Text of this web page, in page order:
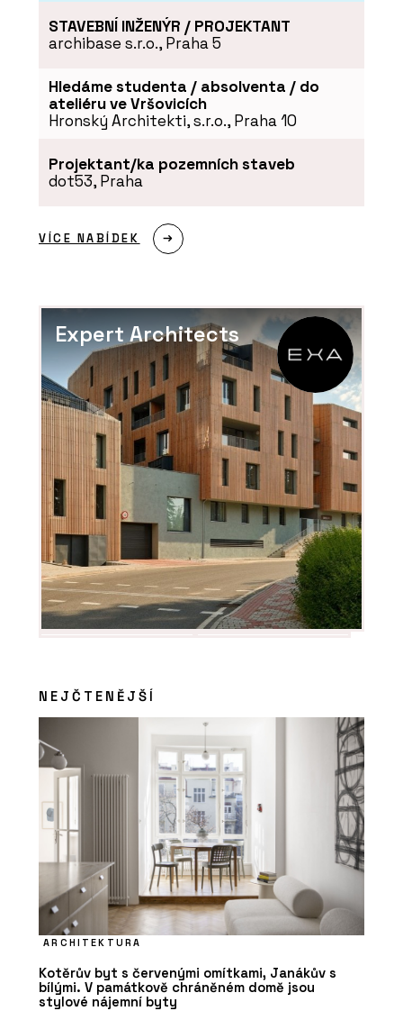
STAVEBNÍ INŽENÝR / PROJEKTANT
archibase s.r.o., Praha 5
Hledáme studenta / absolventa / do
ateliéru ve Vršovicích
Hronský Architekti, s.r.o., Praha 10
Projektant/ka pozemních staveb
dot53, Praha
VÍCE NABÍDEK
Expert Architects
NEJČTENĚJŠÍ
ARCHITEKTURA
Kotěrův byt s červenými omítkami, Janákův s
bílými. V památkově chráněném domě jsou
stylové nájemní byty